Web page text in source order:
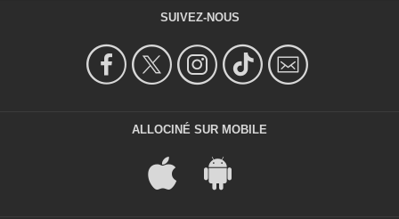
SUIVEZ-NOUS
ALLOCINÉ SUR MOBILE